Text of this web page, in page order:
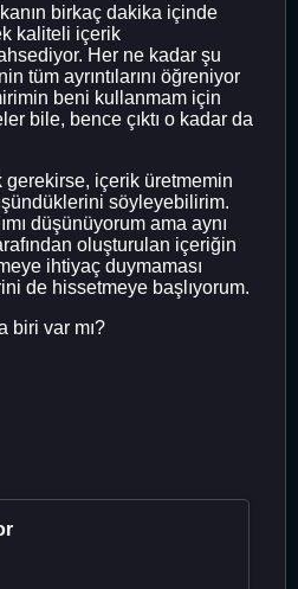
birkaç dakika içinde
kaliteli içerik
Her ne kadar şu
tüm ayrıntılarını öğreniyor
beni kullanmam için
bile, bence çıktı o kadar da
gerekirse, içerik üretmemin
söyleyebilirim.
düşünüyorum ama aynı
oluşturulan içeriğin
ihtiyaç duymaması
de hissetmeye başlıyorum.
biri var mı?